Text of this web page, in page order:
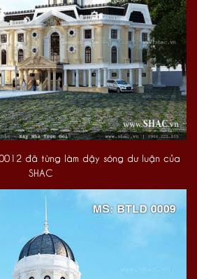
0012 đã từng làm dậy sóng dư luận của
SHAC